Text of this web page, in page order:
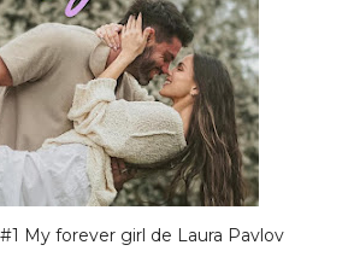
My forever girl de Laura Pavlov